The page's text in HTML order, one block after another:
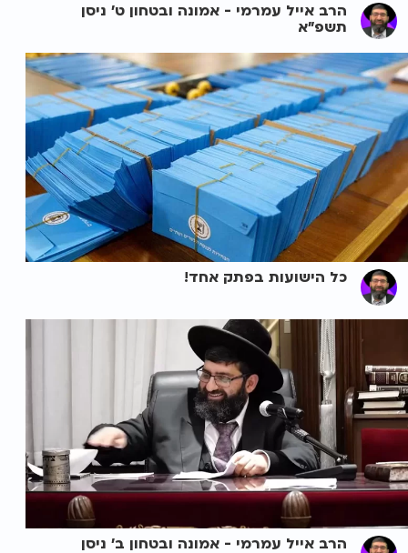
הרב אייל עמרמי - אמונה ובטחון ט' ניסן
תשפ"א
כל הישועות בפתק אחד!
הרב אייל עמרמי - אמונה ובטחון ב' ניסן